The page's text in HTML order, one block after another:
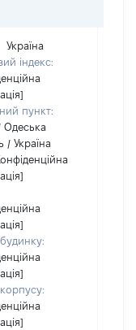
Україна
індекс:
пункт:
Одеська
/ Україна